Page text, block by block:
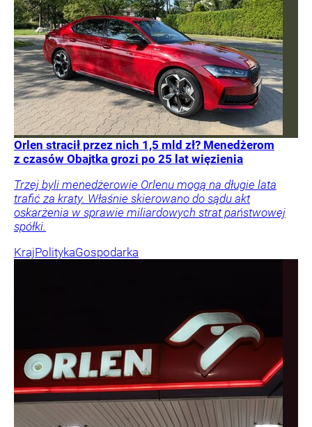
Orlen stracił przez nich 1,5 mld zł? Menedżerom
z czasów Obajtka grozi po 25 lat więzienia
Trzej byli menedżerowie Orlenu mogą na długie lata
trafić za kraty. Właśnie skierowano do sądu akt
oskarżenia w sprawie miliardowych strat państwowej
spółki.
KrajPolitykaGospodarka